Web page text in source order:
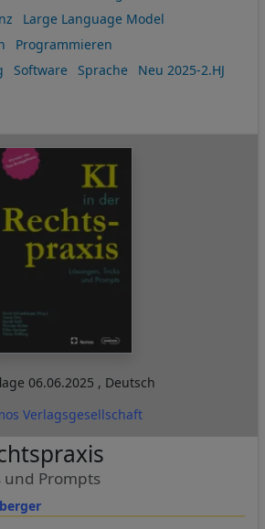
Large Language Model
Programmieren
Software Sprache
Neu 2025-2.HJ
06.06.2025 , Deutsch
Verlagsgesellschaft
und Prompts